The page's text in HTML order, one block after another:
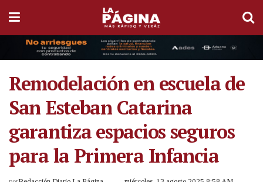
Remodelación en escuela de
San Esteban Catarina
garantiza espacios seguros
para la Primera Infancia